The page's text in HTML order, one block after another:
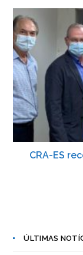
CRA-ES
ÚLTIMAS